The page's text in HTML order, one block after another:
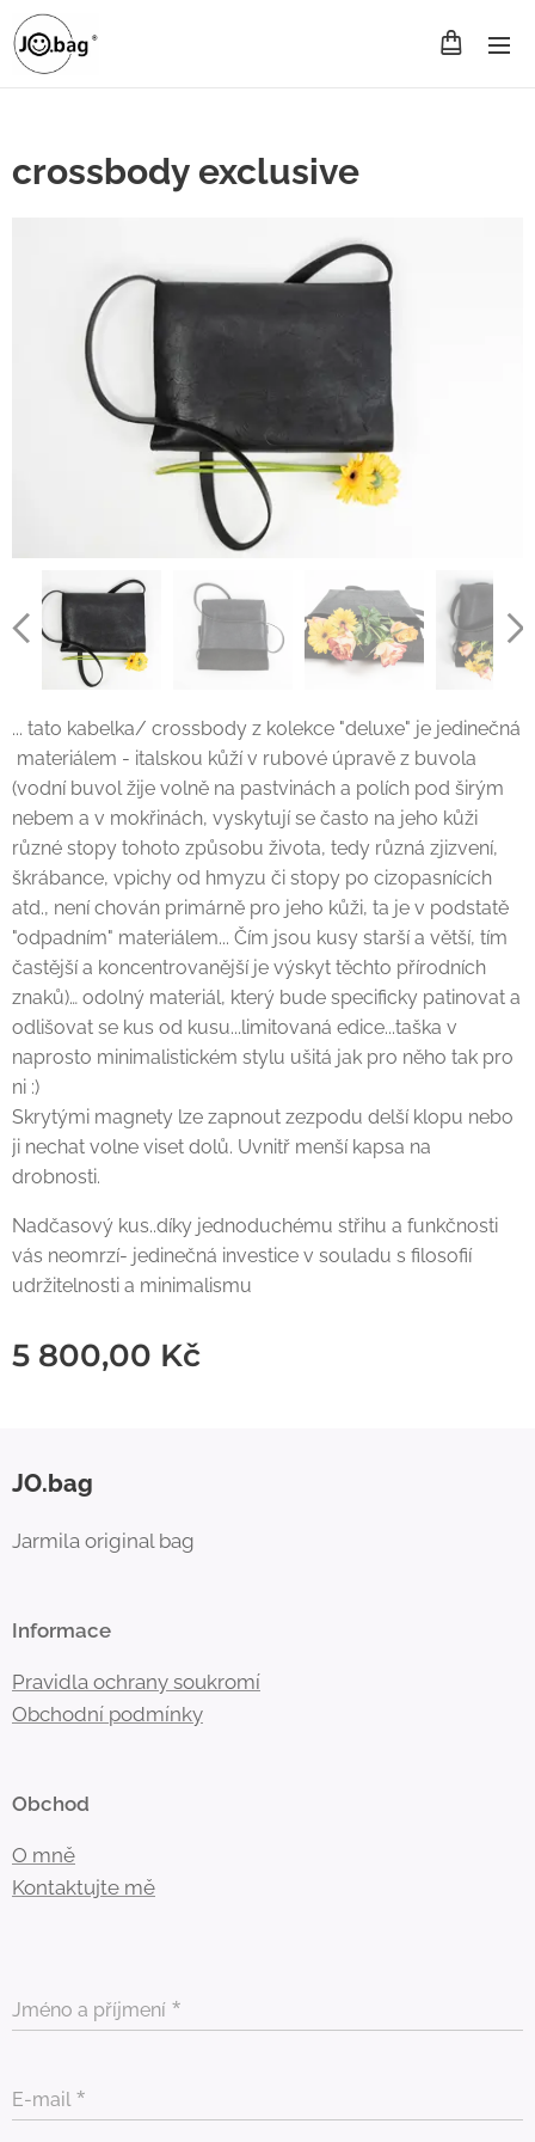
crossbody exclusive
... tato kabelka/ crossbody z kolekce "deluxe" je jedinečná
materiálem - italskou kůží v rubové úpravě z buvola
(vodní buvol žije volně na pastvinách a polích pod širým
nebem a v mokřinách, vyskytují se často na jeho kůži
různé stopy tohoto způsobu života, tedy různá zjizvení,
škrábance, vpichy od hmyzu či stopy po cizopasnících
atd., není chován primárně pro jeho kůži, ta je v podstatě
"odpadním" materiálem... Čím jsou kusy starší a větší, tím
častější a koncentrovanější je výskyt těchto přírodních
znaků)… odolný materiál, který bude specificky patinovat a
odlišovat se kus od kusu...limitovaná edice...taška v
naprosto minimalistickém stylu ušitá jak pro něho tak pro
ni :)
Skrytými magnety lze zapnout zezpodu delší klopu nebo
ji nechat volne viset dolů. Uvnitř menší kapsa na
drobnosti.
Nadčasový kus..díky jednoduchému střihu a funkčnosti
vás neomrzí- jedinečná investice v souladu s filosofií
udržitelnosti a minimalismu
5 800,00 Kč
JO.bag
Jarmila original bag
Informace
Pravidla ochrany soukromí
Obchodní podmínky
Obchod
O mně
Kontaktujte mě
Jméno a příjmení
E-mail